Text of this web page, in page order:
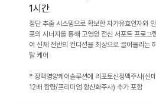
1시간
첨단 추출 시스템으로 확보한 자가유효인자와
포의 시너지를 통해 고영양 전신 서포트 프로그
여 신체 전반의 컨디션을 최상으로 끌어올리는
탈 케어
* 정맥영양케어솔루션에 리포토신정맥주사(신
12배 함량/프리미엄 항산화주사) 추가 포함